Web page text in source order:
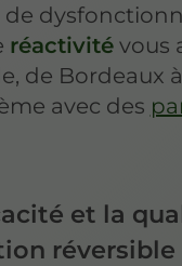
de
réactivitévous
de Bordeaux
avec des
et la
réversible